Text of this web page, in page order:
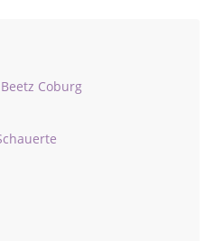
Coburg